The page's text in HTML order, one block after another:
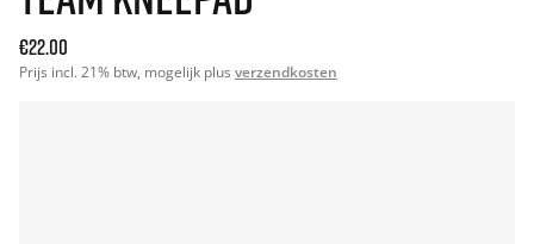
€22.00
Prijs incl. 21% btw, mogelijk plus verzendkosten